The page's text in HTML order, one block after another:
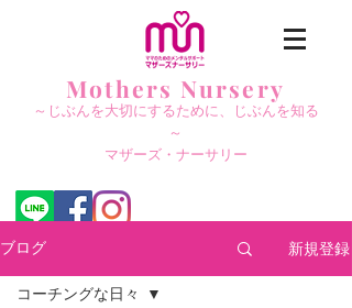
Mothers Nursery
～じぶんを大切にするために、じぶんを知る
～
​マザーズ・ナーサリー
ブログ 新規登録
コーチングな日々